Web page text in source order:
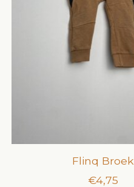
Flinq Broek
€4,75